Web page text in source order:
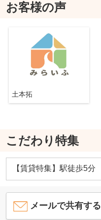
お客様の声
土本拓
こだわり特集
【賃貸特集】駅徒歩5分
メールで共有する